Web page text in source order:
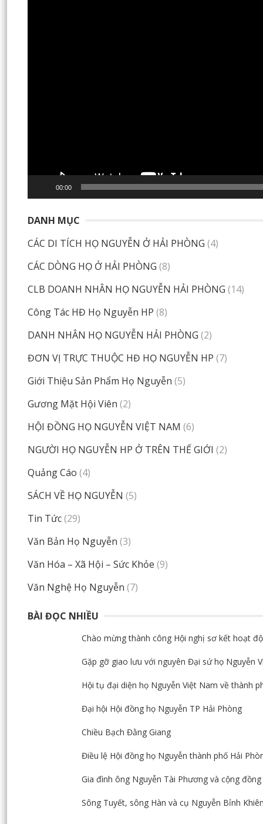
00:00
DANH MỤC
CÁC DI TÍCH HỌ NGUYỄN Ở HẢI PHÒNG (4)
CÁC DÒNG HỌ Ở HẢI PHÒNG (8)
CLB DOANH NHÂN HỌ NGUYỄN HẢI PHÒNG (14)
Công Tác HĐ Họ Nguyễn HP (8)
DANH NHÂN HỌ NGUYỄN HẢI PHÒNG (2)
ĐƠN VỊ TRỰC THUỘC HĐ HỌ NGUYỄN HP (7)
Giới Thiệu Sản Phẩm Họ Nguyễn (5)
Gương Mặt Hội Viên (2)
HỘI ĐỒNG HỌ NGUYỄN VIỆT NAM (6)
NGƯỜI HỌ NGUYỄN HP Ở TRÊN THẾ GIỚI (2)
Quảng Cáo (4)
SÁCH VỀ HỌ NGUYỄN (5)
Tin Tức(29)
Văn Bản Họ Nguyễn (3)
Văn Hóa – Xã Hội – Sức Khỏe (9)
Văn Nghệ Họ Nguyễn (7)
BÀI ĐỌC NHIỀU
Chào mừng thành công Hội nghị sơ kết hoạt
Gặp gỡ giao lưu với nguyên Đại sứ họ Nguyễn
Hội tụ đại diện họ Nguyễn Việt Nam về thành
Đại hội Hội đồng họ Nguyễn TP Hải Phòng
Chiều Bạch Đằng Giang
Điều lệ Hội đồng họ Nguyễn thành phố Hải
Gia đình ông Nguyễn Tài Phương và cộng
Sông Tuyết, sông Hàn và cụ Nguyễn Bỉnh